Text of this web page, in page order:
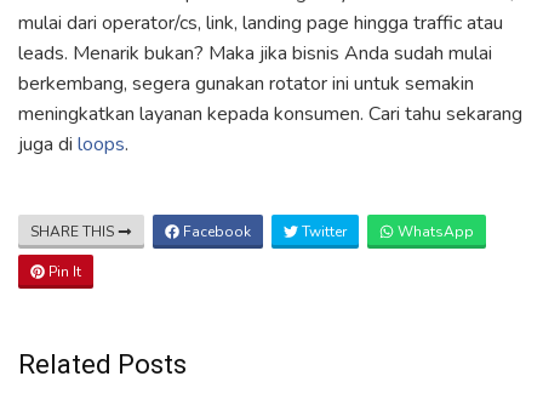
mulai dari operator/cs, link, landing page hingga traffic atau
leads. Menarik bukan? Maka jika bisnis Anda sudah mulai
berkembang, segera gunakan rotator ini untuk semakin
meningkatkan layanan kepada konsumen. Cari tahu sekarang
juga di loops.
SHARE THIS Facebook Twitter WhatsApp
Pin It
Related Posts